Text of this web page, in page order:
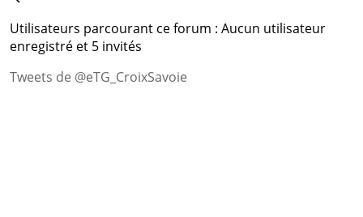
Utilisateurs parcourant ce forum : Aucun utilisateur
enregistré et 5 invités
Tweets de @eTG_CroixSavoie